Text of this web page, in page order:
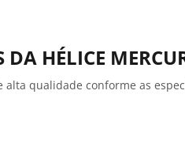
DA HÉLICE
qualidade conforme as